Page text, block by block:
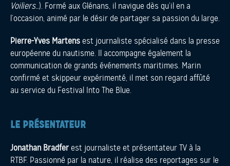
Voiliers…). Formé aux Glénans, il navigue dès qu’il en a
l’occasion, animé par le désir de partager sa passion du large.
Pierre-Yves Martensest journaliste spécialisé dans la presse
européenne du nautisme. Il accompagne également la
communication de grands événements maritimes. Marin
confirmé et skippeur expérimenté, il met son regard affûté
au service du Festival Into The Blue.
LE PRÉSENTATEUR
Jonathan Bradferest journaliste et présentateur TV à la
RTBF. Passionné par la nature, il réalise des reportages sur le